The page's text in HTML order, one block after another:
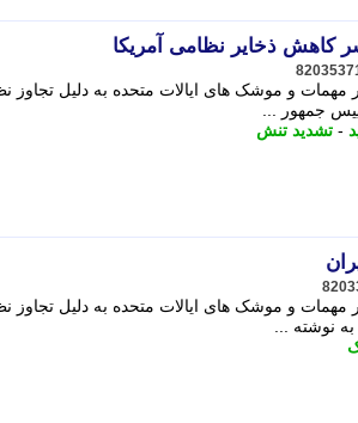
کاهش ذخایر نظامی آمریکا
مهمات و موشک های ایالات متحده به دلیل تجاوز
جمهور ...
- تشدید تنش
مهمات و موشک های ایالات متحده به دلیل تجاوز
نوشته ...